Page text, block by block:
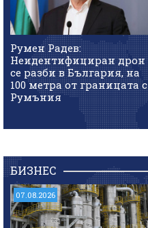
Румен Радев:
Неидентифициран дрон
се разби в България, на
100 метра от границата с
Румъния
БИЗНЕС
07.08.2026